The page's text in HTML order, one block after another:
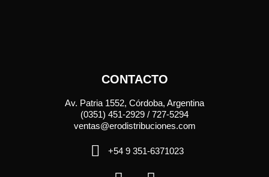
CONTACTO
Av. Patria 1552, Córdoba, Argentina
(0351) 451-2929 / 727-5294
ventas@erodistribuciones.com
+54 9 351-6371023